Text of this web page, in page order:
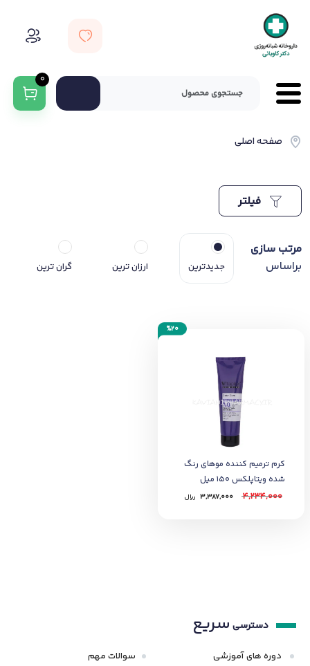
0
صفحه اصلی
مرتب سازی
براساس
جدیدترین ارزان ترین گران ترین
%20
کرم ترمیم کننده موهای رنگ
شده ویتاپلکس 150 میل
4,234,000
3,387,000 ﷼
دسترسی سریع
دوره های آموزشی
سوالات مهم